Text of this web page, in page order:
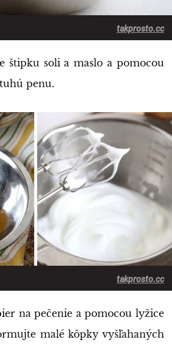
takprosto.cc
štipku soli a maslo a pomocou
penu.
takprosto.cc
na pečenie a pomocou lyžice
malé kôpky vyšľahaných